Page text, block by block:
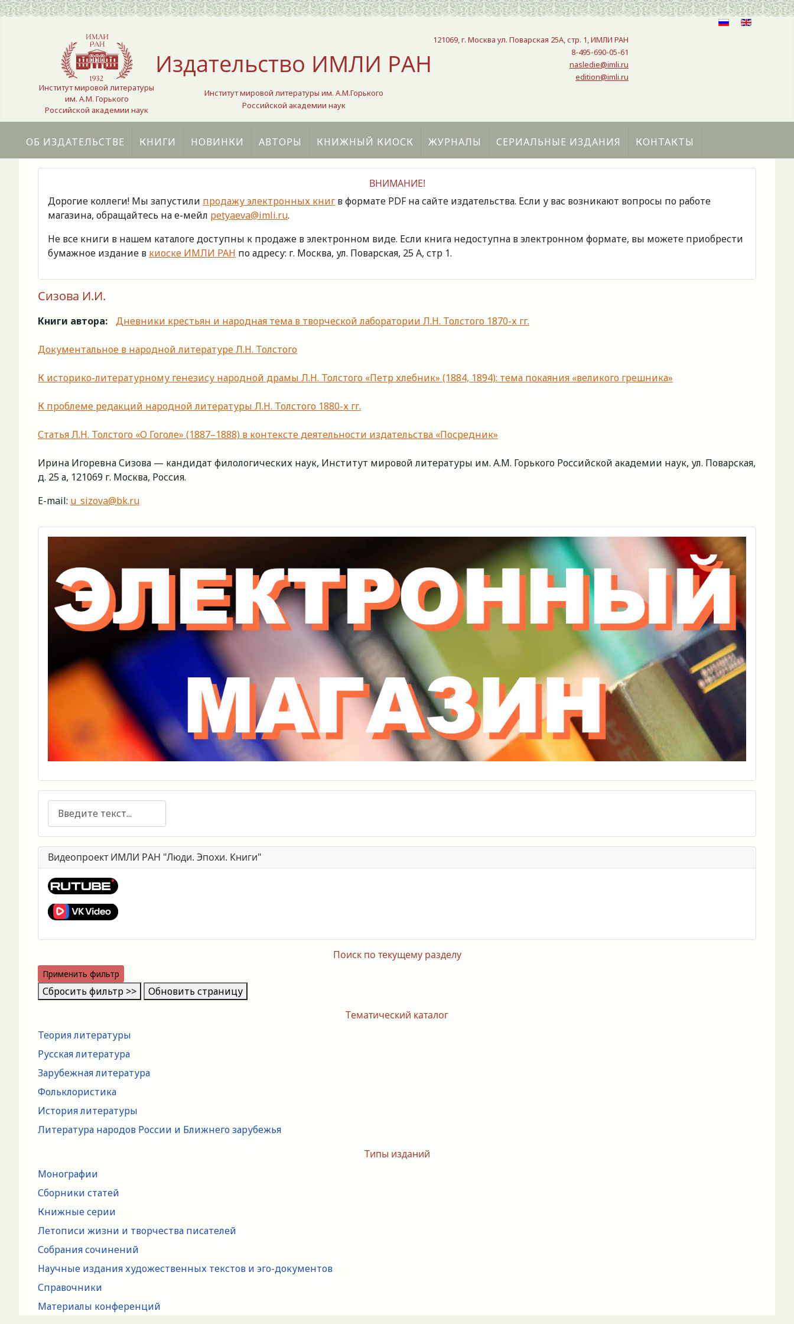
Выберите язык
Институт мировой литературы
им. А.М. Горького
Российской академии наук
Издательство ИМЛИ РАН
Институт мировой литературы им. А.М.Горького
Российской академии наук
121069, г. Москва ул. Поварская 25A, стр. 1, ИМЛИ РАН
8-495-690-05-61
nasledie@imli.ru
edition@imli.ru
ОБ ИЗДАТЕЛЬСТВЕ КНИГИ НОВИНКИ АВТОРЫ КНИЖНЫЙ КИОСК ЖУРНАЛЫ СЕРИАЛЬНЫЕ ИЗДАНИЯ КОНТАКТЫ
Тематический каталог
Теория литературы
Русская литература
Зарубежная литература
Фольклористика
История литературы
Литература народов России и Ближнего зарубежья
Типы изданий
Монографии
Сборники статей
Книжные серии
Летописи жизни и творчества писателей
Собрания сочинений
Научные издания художественных текстов и эго-документов
Справочники
Материалы конференций
ВНИМАНИЕ!
Дорогие коллеги! Мы запустили продажу электронных книг в формате PDF на сайте издательства. Если у вас возникают вопросы по работе
магазина, обращайтесь на е-мейл petyaeva@imli.ru.
Не все книги в нашем каталоге доступны к продаже в электронном виде. Если книга недоступна в электронном формате, вы можете приобрести
бумажное издание в киоске ИМЛИ РАН по адресу: г. Москва, ул. Поварская, 25 А, стр 1.
Сизова И.И.
Книги автора: Дневники крестьян и народная тема в творческой лаборатории Л.Н. Толстого 1870-х гг.
Документальное в народной литературе Л.Н. Толстого
К историко-литературному генезису народной драмы Л.Н. Толстого «Петр хлебник» (1884, 1894): тема покаяния «великого грешника»
К проблеме редакций народной литературы Л.Н. Толстого 1880-х гг.
Статья Л.Н. Толстого «О Гоголе» (1887–1888) в контексте деятельности издательства «Посредник»
Ирина Игоревна Сизова — кандидат филологических наук, Институт мировой литературы им. А.М. Горького Российской академии наук, ул. Поварская,
д. 25 а, 121069 г. Москва, Россия.
E-mail: u_sizova@bk.ru
Поиск
Видеопроект ИМЛИ РАН "Люди. Эпохи. Книги"
Поиск по текущему разделу
Применить фильтр
Сбросить фильтр >> Обновить страницу